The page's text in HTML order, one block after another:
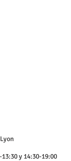
y 14:30-19:00